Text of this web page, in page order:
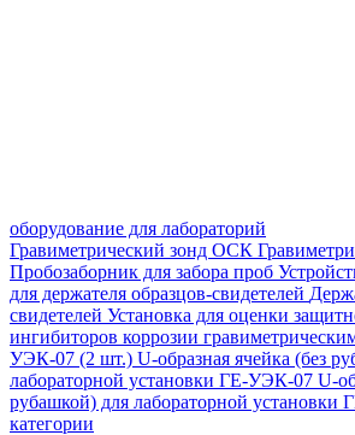
оборудование для лабораторий
Гравиметрический зонд ОСК
Пробозаборник для забора проб
для держателя образцов-свидетелей
свидетелей Установка для оценки
ингибиторов коррозии
УЭК-07 (2 шт.) U-образная ячейка (без
лабораторной установки ГЕ-УЭК-07 U-
рубашкой) для лабораторной
категории